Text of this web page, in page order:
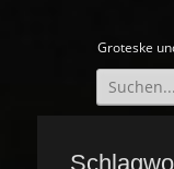
Groteske
Suche
nach: